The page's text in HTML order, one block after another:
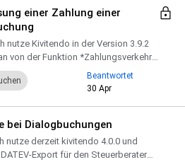
einer Zahlung einer
nutze Kivitendo in der Version 3.9.2
von der Funktion *Zahlungsverkehr-
Damit kann man wunderbar
Beantwortet
30 Apr
bei Dialogbuchungen
nutze derzeit kivitendo 4.0.0 und
Export für den Steuerberater